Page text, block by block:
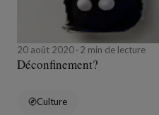
20 août 2020 2 min de lecture
Déconfinement?
Culture